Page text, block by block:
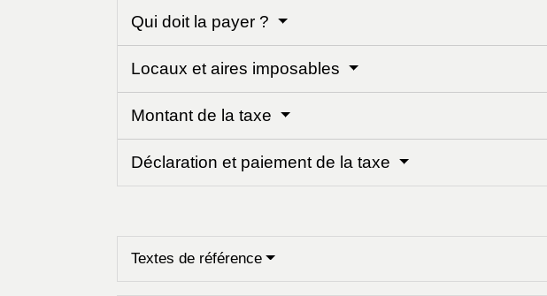
Qui doit la payer ?
Locaux et aires imposables
Montant de la taxe
Déclaration et paiement de la taxe
Textes de référence